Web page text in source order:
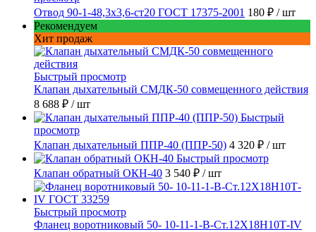
Отвод 90-1-48,3х3,6-ст20 ГОСТ 17375-2001 180 ₽ / шт
Рекомендуем
Хит продаж
Быстрый просмотр
Клапан дыхательный СМДК-50 совмещенного действия
8 688 ₽ / шт
Быстрый
просмотр
Клапан дыхательный ППР-40 (ППР-50) 4 320 ₽ / шт
Быстрый просмотр
Клапан обратный ОКН-40 3 540 ₽ / шт
Быстрый просмотр
Фланец воротниковый 50- 10-11-1-B-Ст.12Х18Н10Т-IV